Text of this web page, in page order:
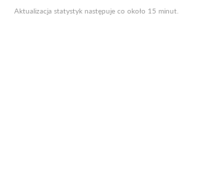
Aktualizacja statystyk następuje co około 15 minut.